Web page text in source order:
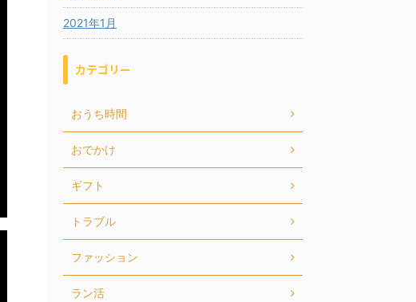
2021年1月
カテゴリー
おうち時間
おでかけ
ギフト
トラブル
ファッション
ラン活